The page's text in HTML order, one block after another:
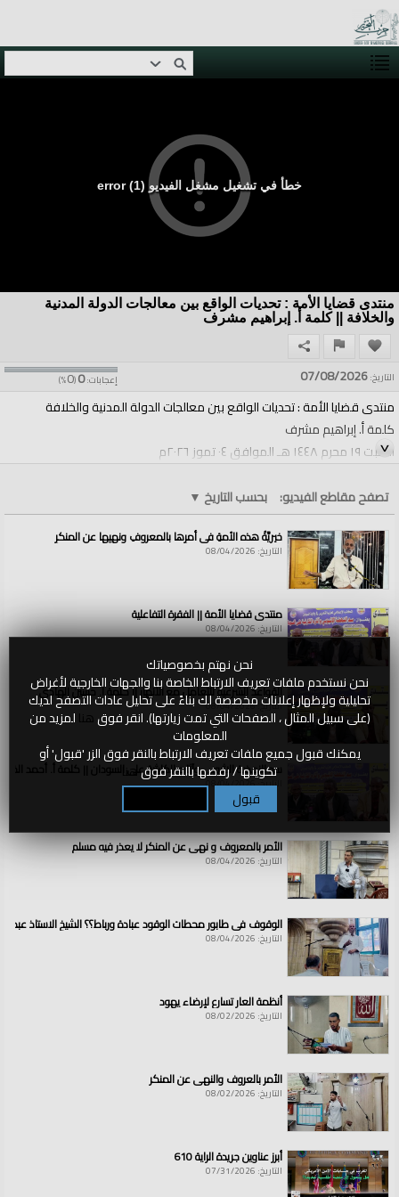
نحن نهتم بخصوصياتك
نحن نستخدم ملفات تعريف الارتباط الخاصة بنا والجهات الخارجية لأغراض
تحليلية ولإظهار إعلانات مخصصة لك بناءً على تحليل عادات التصفح لديك
(على سبيل المثال ، الصفحات التي تمت زيارتها). انقر فوق لمزيد من
المعلومات
يمكنك قبول جميع ملفات تعريف الارتباط بالنقر فوق الزر 'قبول' أو
تكوينها / رفضها بالنقر فوق
قبول
خطأ في تشغيل مشغل الفيديو (1) error
منتدى قضايا الأمة : تحديات الواقع بين معالجات الدولة المدنية
والخلافة || كلمة أ. إبراهيم مشرف
إعجابات:0
(
0
%) التاريخ:07/08/2026
منتدى قضايا الأمة : تحديات الواقع بين معالجات الدولة المدنية والخلافة
كلمة أ. إبراهيم مشرف
السبت ١٩ محرم ١٤٤٨ هـ الموافق ٠٤ تموز ٢٠٢٦م
الولايات والمناطق
الولايات والمناطق»الأرض المباركة فلسطين
قنوات:
الولايات والمناطق
تصفح مقاطع الفيديو: بحسب التاريخ ▼
خيريَّةُ هذه الأمةِ في أمرِها بالمعروفِ ونهيِها عن المنكرِ
التاريخ: 08/04/2026
منتدى قضايا الأمة || الفقرة التفاعلية
التاريخ: 08/04/2026
القواعد الشرعية للتعامل مع الأنهار || كلمة أ. حسين الهادي
التاريخ: 08/04/2026
سد النهضة الاثيوبي وآثاره الكارثية على السودان || كلمة أ. أحمد
التاريخ: 08/04/2026
الأمر بالمعروف و نهي عن المنكر لا يعذر فيه مسلم
التاريخ: 08/04/2026
الوقوف في طابور محطات الوقود عبادة ورباط؟؟ الشيخ الاستاذ عبد
التاريخ: 08/04/2026
أنظمة العار تسارع لإرضاء يهود
التاريخ: 08/02/2026
الأمر بالعروف والنهي عن المنكر
التاريخ: 08/02/2026
أبرز عناوين جريدة الراية 610
التاريخ: 07/31/2026